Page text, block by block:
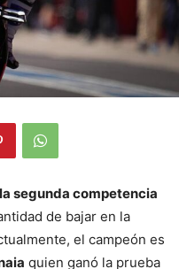
segunda competencia
de bajar en la
el campeón es
quien ganó la prueba